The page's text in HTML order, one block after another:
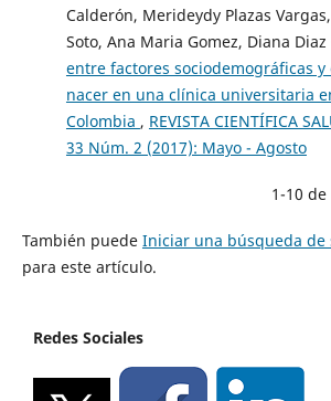
Calderón, Merideydy Plazas
Soto, Ana Maria Gomez, Diana
entre factores sociodemográficas y
nacer en una clínica universitaria
Colombia , REVISTA CIENTÍFICA
33 Núm. 2 (2017): Mayo - Agosto
1-10 de
También puede Iniciar una búsqueda de
para este artículo.
Redes Sociales